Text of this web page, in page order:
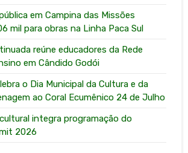
em Campina das Missões
mil para obras na Linha Paca Sul
reúne educadores da Rede
em Cândido Godói
o Dia Municipal da Cultura e da
ao Coral Ecumênico 24 de Julho
integra programação do
2026